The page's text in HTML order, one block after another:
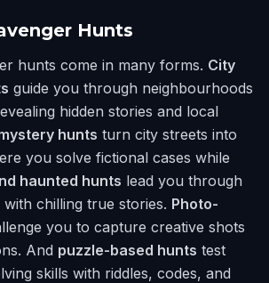
Hunts
hunts come in many forms. City
guide you through neighbourhoods
hidden stories and local
hunts turn city streets into
you solve fictional cases while
haunted hunts lead you through
chilling true stories. Photo-
you to capture creative shots
And puzzle-based hunts test
skills with riddles, codes, and